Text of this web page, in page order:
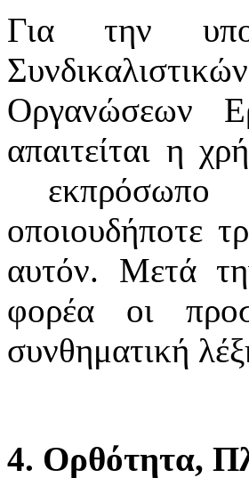
Για την
Οργανώσεων
απαιτείται η
εκπρόσωπο
οποιουδήποτε
αυτόν. Μετά
φορέα οι
συνθηματική
4. Ορθότητα,